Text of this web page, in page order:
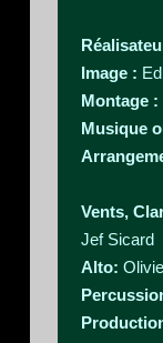
Image :
Montage :
Musique
Vents,
Jef Sicard
Alto: